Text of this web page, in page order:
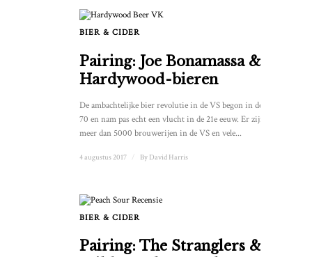
BIER & CIDER
Pairing: Joe Bonamassa &
Hardywood-bieren
De ambachtelijke bier revolutie in de VS begon in de jaren
70 en nam pas echt een vlucht in de 21e eeuw. Er zijn nu
meer dan 5000 brouwerijen in de VS en vele...
4 augustus 2017 By David Harris
BIER & CIDER
Pairing: The Stranglers &